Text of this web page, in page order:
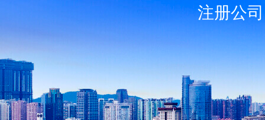
注册公